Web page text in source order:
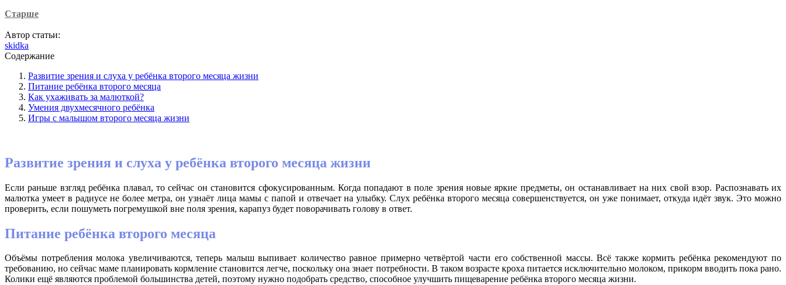
Старше
Автор статьи:
skidka
Содержание
Развитие зрения и слуха у ребёнка второго месяца жизни
Питание ребёнка второго месяца
Как ухаживать за малюткой?
Умения двухмесячного ребёнка
Игры с малышом второго месяца жизни
Развитие зрения и слуха у ребёнка второго месяца жизни
Если раньше взгляд ребёнка плавал, то сейчас он становится сфокусированным. Когда попадают в поле зрения новые яркие предметы, он останавливает на них свой взор. Распознавать их
малютка умеет в радиусе не более метра, он узнаёт лица мамы с папой и отвечает на улыбку. Слух ребёнка второго месяца совершенствуется, он уже понимает, откуда идёт звук. Это можно
проверить, если пошуметь погремушкой вне поля зрения, карапуз будет поворачивать голову в ответ.
Питание ребёнка второго месяца
Объёмы потребления молока увеличиваются, теперь малыш выпивает количество равное примерно четвёртой части его собственной массы. Всё также кормить ребёнка рекомендуют по
требованию, но сейчас маме планировать кормление становится легче, поскольку она знает потребности. В таком возрасте кроха питается исключительно молоком, прикорм вводить пока рано.
Колики ещё являются проблемой большинства детей, поэтому нужно подобрать средство, способное улучшить пищеварение ребёнка второго месяца жизни.